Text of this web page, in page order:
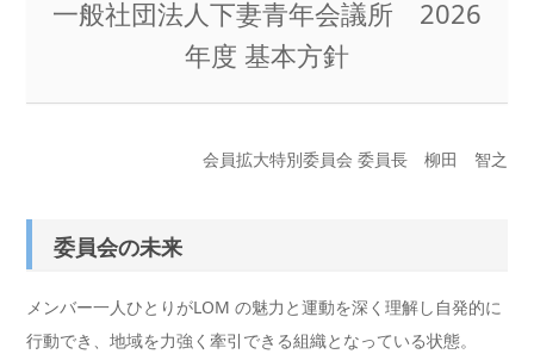
一般社団法人下妻青年会議所 2026
年度 基本方針
会員拡大特別委員会 委員長 柳田 智之
委員会の未来
メンバー一人ひとりがLOM の魅力と運動を深く理解し自発的に
行動でき、地域を力強く牽引できる組織となっている状態。